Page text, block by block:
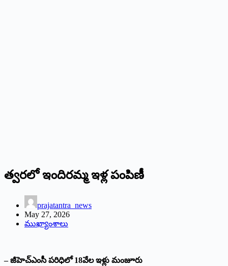
త్వరలో ఇందిరమ్మ ఇళ్ల పంపిణీ
prajatantra_news
May 27, 2026
ముఖ్యాంశాలు
– జీహెచ్‌ఎంసీ పరిధిలో 18వేల ఇళ్లు మంజూరు